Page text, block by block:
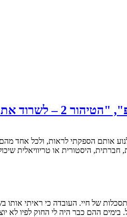
היסטורית או טריוויאלית
בימים ההם כבר היה לי החוק לפיו